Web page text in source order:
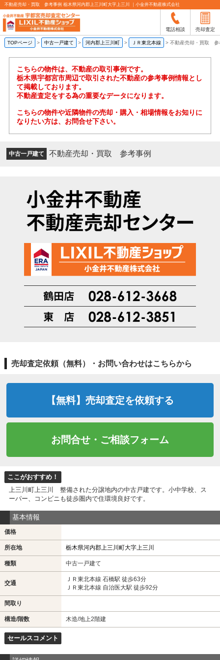
不動産売却・買取 参考事例 栃木県河内郡上三川町大字上三川 ｜小金井不動産株式会社
電話相談 売却査定
TOPページ > 中古一戸建て > 河内郡上三川町 > ＪＲ東北本線 > 不動産売却・買取 参
こちらの物件は、不動産の取引事例です。
栃木県宇都宮市周辺で取引された不動産の参考事例情報とし
て掲載しております。
不動産査定をする為の重要なデータになります。
こちらの物件や近隣物件の売却・購入・相場情報をお知りに
なりたい方は、お問合せ下さい。
中古一戸建て 不動産売却・買取 参考事例
売却査定依頼（無料）・お問い合わせはこちらから
【無料】売却査定を依頼する
お問合せ・ご相談フォーム
ここがおすすめ！
上三川町上三川 整備された分譲地内の中古戸建です。小中学校、ス
ーパー、コンビニも徒歩圏内で住環境良好です。
基本情報
価格
所在地 栃木県河内郡上三川町大字上三川
種類 中古一戸建て
交通
ＪＲ東北本線 石橋駅 徒歩63分
ＪＲ東北本線 自治医大駅 徒歩92分
間取り
構造/階数 木造/地上2階建
セールスコメント